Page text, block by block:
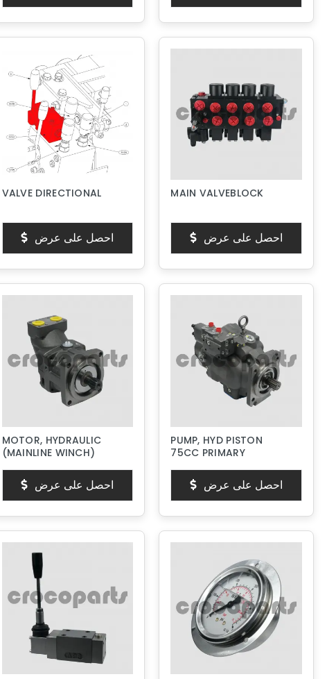
VALVE DIRECTIONAL
احصل على عرض
MAIN VALVEBLOCK
احصل على عرض
MOTOR, HYDRAULIC
(MAINLINE WINCH)
احصل على عرض
PUMP, HYD PISTON
75CC PRIMARY
احصل على عرض